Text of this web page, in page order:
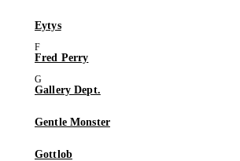
Eytys
Fred Perry
Gallery Dept.
Gentle Monster
Gottlob